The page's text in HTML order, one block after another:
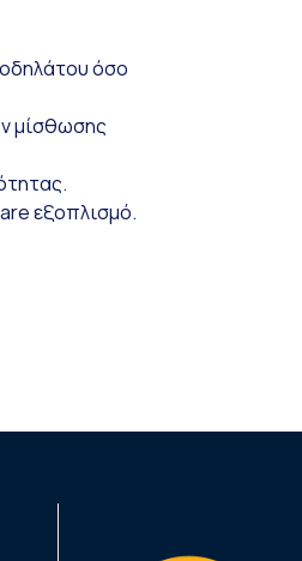
όσο
μίσθωσης
εξοπλισμό.